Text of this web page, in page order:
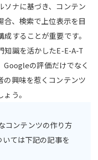
ソナに基づき、コンテン
合、検索で上位表示を目
することが重要です。
知識を活かしたE-E-A-T
Googleの評価だけでなく
の興味を惹くコンテンツ
う。
コンテンツの作り方
ては下記の記事を